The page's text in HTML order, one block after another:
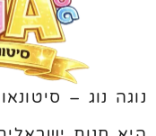
נוגה נוג –